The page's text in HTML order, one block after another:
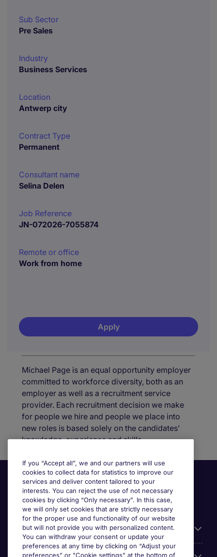
Sub Sector
Pre Sales
Industry
Business Services
Location
Antwerp city
Contract Type
Permanent
Consultant name
Selina Delen
Job Reference
JN-072026-7055874
Remote or office
Work from home
Apply
Michael Page is an equal opportunity employer
committed to workforce diversity, both as an
employer as well as a recruitment service
provider. Each recruitment decision we make
for people we hire and people we place into
new roles is based solely on the candidates’
knowledge, experience and skills.
Useful information
If you “Accept all”, we and our partners will use
cookies to collect data for statistics to improve our
services and deliver content tailored to your
interests. You can reject the use of not necessary
cookies by clicking “Only necessary”. In this case,
we will only set cookies that are strictly necessary
for the proper use and functionality of our website
but will not provide you with personalized content.
You can withdraw your consent or update your
preferences at any time by clicking on “Adjust your
preferences” or "Cookie settings" at the bottom of